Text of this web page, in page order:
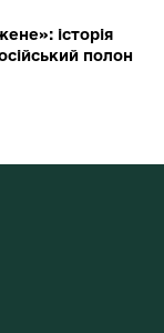
історія
полон